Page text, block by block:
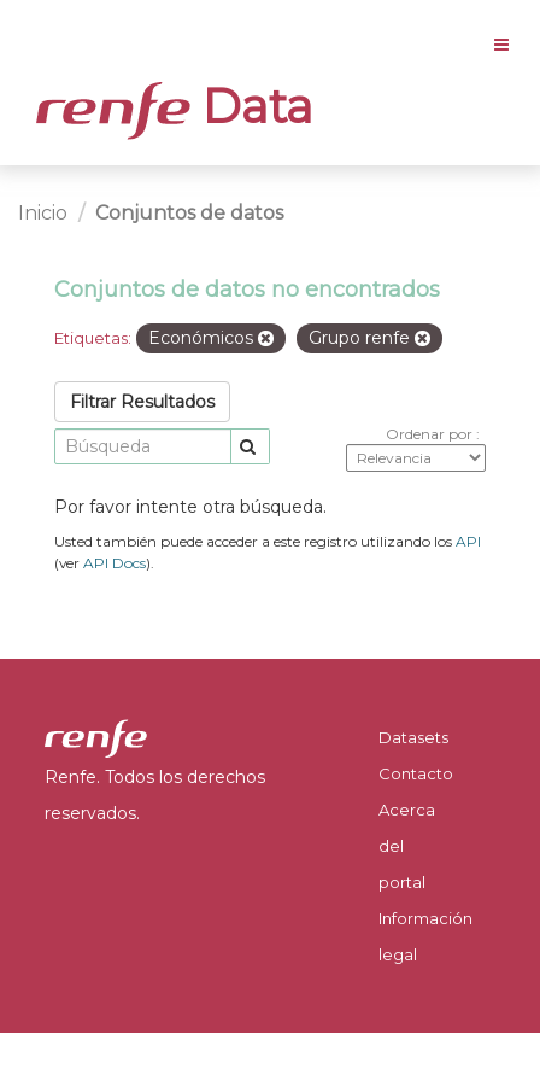
Data
Inicio Conjuntos de datos
Conjuntos de datos no encontrados
Etiquetas: Económicos Grupo renfe
Filtrar Resultados
Ordenar por
Por favor intente otra búsqueda.
Usted también puede acceder a este registro utilizando los API
(ver API Docs).
Renfe. Todos los derechos
reservados.
Datasets
Contacto
Acerca
del
portal
Información
legal